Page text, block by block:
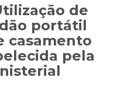
de
portátil
casamento
pela